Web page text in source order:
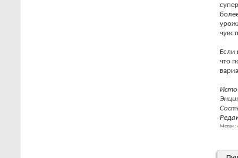
Если
что
Метки :